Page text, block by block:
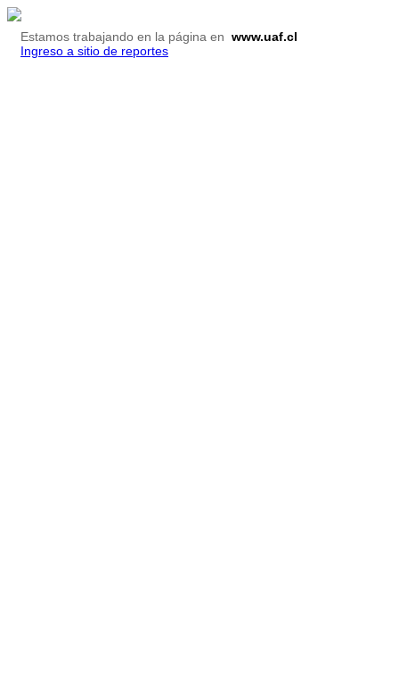
Estamos trabajando en la página en www.uaf.cl
Ingreso a sitio de reportes